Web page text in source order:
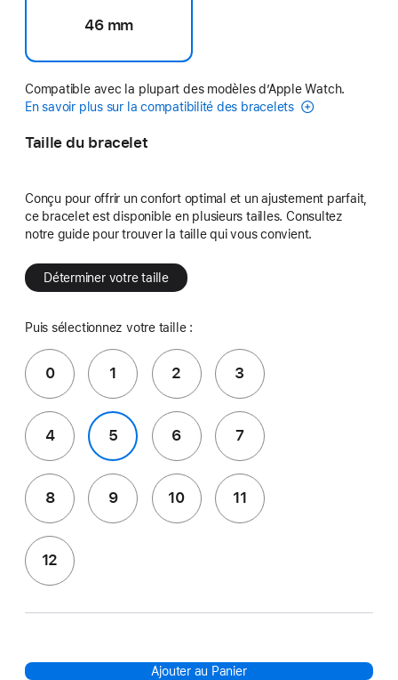
46 mm
Compatible avec la plupart des modèles d’Apple Watch.
En savoir plus sur la compatibilité des bracelets
Taille du bracelet
Conçu pour offrir un confort optimal et un ajustement parfait,
ce bracelet est disponible en plusieurs tailles. Consultez
notre guide pour trouver la taille qui vous convient.
Déterminer votre taille
Puis sélectionnez votre taille :
0 1 2 3
4 5 6 7
8 9 10 11
12
Ajouter au Panier